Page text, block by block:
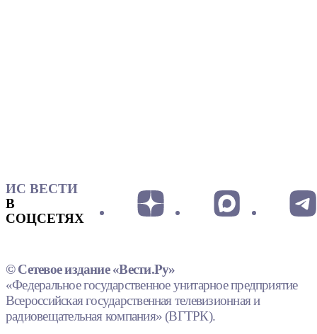
ИС ВЕСТИ
В
СОЦСЕТЯХ
© Сетевое издание «Вести.Ру»
«Федеральное государственное унитарное предприятие
Всероссийская государственная телевизионная и
радиовещательная компания» (ВГТРК).